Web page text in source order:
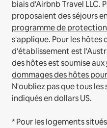
biais d'Airbnb Travel LLC.
proposaient des séjours
programme de
s'applique. Pour les hôtes
d'établissement est
des hôtes est soumise aux
dommages des hôtes
N'oubliez pas que tous
indiqués en dollars US.
* Pour les logements